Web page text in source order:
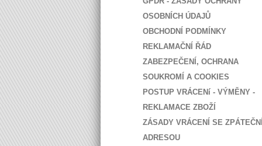
OSOBNÍCH ÚDAJŮ
OBCHODNÍ PODMÍNKY
REKLAMAČNÍ ŘÁD
ZABEZPEČENÍ, OCHRANA
SOUKROMÍ A COOKIES
POSTUP VRÁCENí - VÝMĚNY -
REKLAMACE ZBOŽÍ
ZÁSADY VRÁCENÍ SE
ADRESOU